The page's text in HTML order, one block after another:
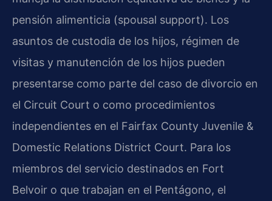
pensión alimenticia (spousal support). Los
asuntos de custodia de los hijos, régimen de
visitas y manutención de los hijos pueden
presentarse como parte del caso de divorcio en
el Circuit Court o como procedimientos
independientes en el Fairfax County Juvenile &
Domestic Relations District Court. Para los
miembros del servicio destinados en Fort
Belvoir o que trabajan en el Pentágono, el